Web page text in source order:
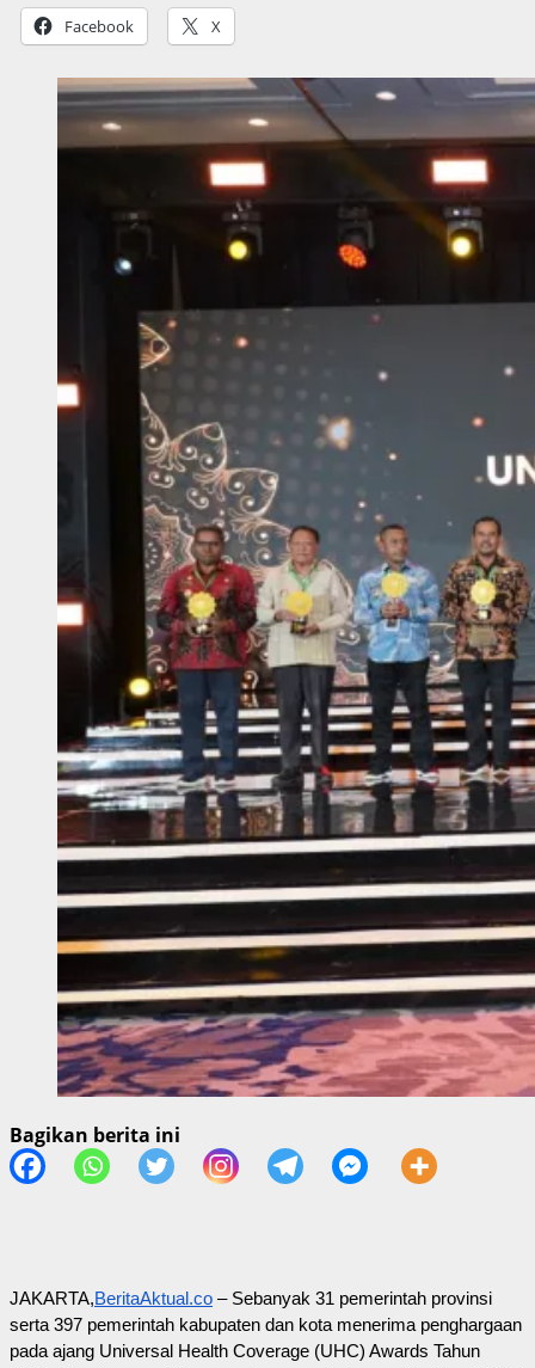
Facebook X
Bagikan berita ini
JAKARTA,BeritaAktual.co – Sebanyak 31 pemerintah provinsi
serta 397 pemerintah kabupaten dan kota menerima penghargaan
pada ajang Universal Health Coverage (UHC) Awards Tahun